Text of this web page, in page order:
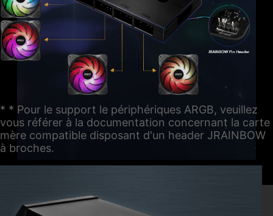
* * Pour le support le périphériques ARGB, veuillez
vous référer à la documentation concernant la carte
mère compatible disposant d'un header JRAINBOW
à broches.